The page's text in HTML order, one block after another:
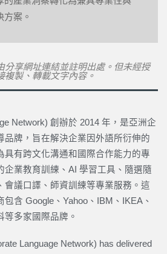
方案。
分享網址連結並註明出處。但未經授
複製、轉載文字內容。
Network) 創辦於 2014 年，是亞洲企
品牌，旨在解決企業因外語所衍伸的
具有跨文化溝通和國際合作能力的專
企業教育訓練、AI 學習工具、隨選隨
會議口譯、師資訓練等專業服務。這
含 Google、Yahoo、IBM、IKEA、
等多家國際品牌。
Language Network) has delivered